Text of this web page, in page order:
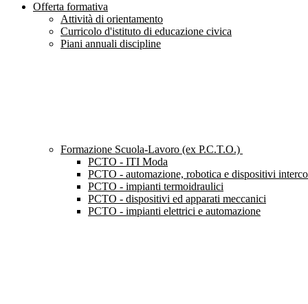
Offerta formativa
Attività di orientamento
Curricolo d'istituto di educazione civica
Piani annuali discipline
Formazione Scuola-Lavoro (ex P.C.T.O.)
PCTO - ITI Moda
PCTO - automazione, robotica e dispositivi
PCTO - impianti termoidraulici
PCTO - dispositivi ed apparati meccanici
PCTO - impianti elettrici e automazione